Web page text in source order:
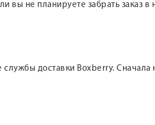
вы не планируете забрать заказ
доставки Boxberry.